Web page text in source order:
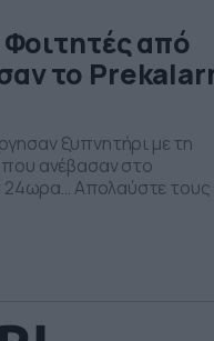
από
το
ξυπνητήρι με τη
ανέβασαν στο
24ωρα… Απολαύστε τους